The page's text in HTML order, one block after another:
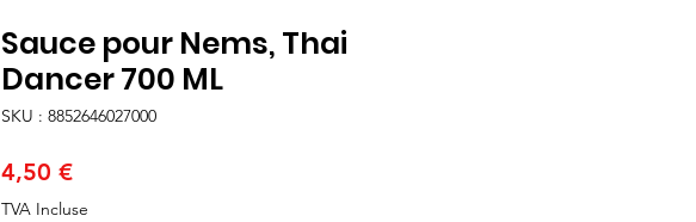
Sauce pour Nems, Thai
Dancer 700 ML
SKU : 8852646027000
4,50 €Prix
TVA Incluse